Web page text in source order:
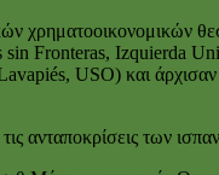
χρηματοοικονομικών
Fronteras, Izquierda
USO) και άρχισαν
ανταποκρίσεις των